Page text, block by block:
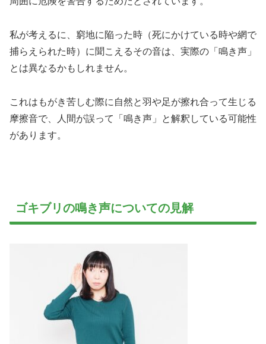
私が考えるに、窮地に陥った時（死にかけている時や網で
捕らえられた時）に聞こえるその音は、実際の「鳴き声」
とは異なるかもしれません。
これはもがき苦しむ際に自然と羽や足が擦れ合って生じる
摩擦音で、人間が誤って「鳴き声」と解釈している可能性
があります。
ゴキブリの鳴き声についての見解